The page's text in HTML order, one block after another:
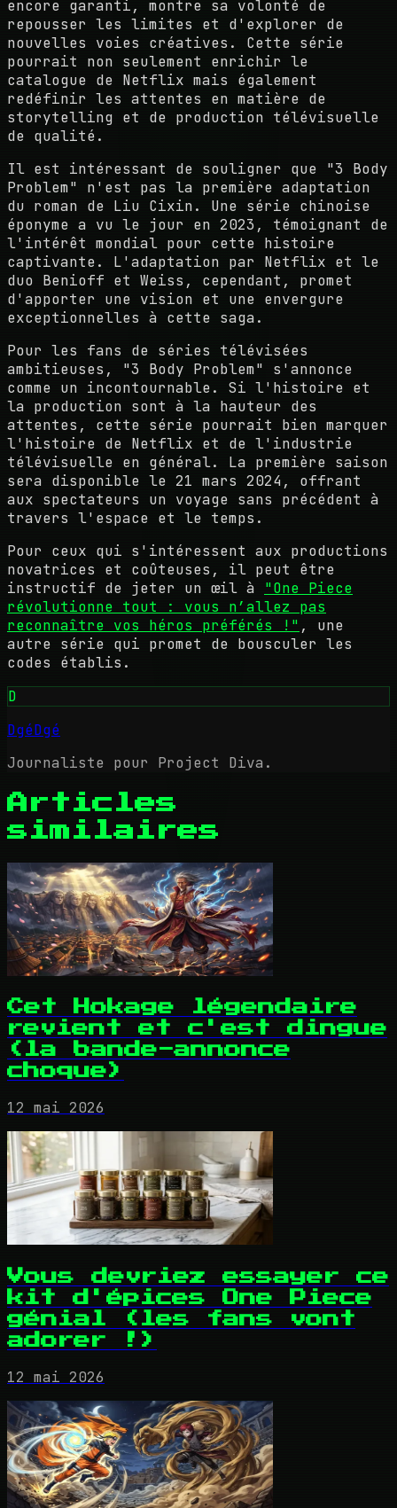
encore garanti, montre sa volonté de
repousser les limites et d'explorer de
nouvelles voies créatives. Cette série
pourrait non seulement enrichir le
catalogue de Netflix mais également
redéfinir les attentes en matière de
storytelling et de production télévisuelle
de qualité.
Il est intéressant de souligner que "3 Body
Problem" n'est pas la première adaptation
du roman de Liu Cixin. Une série chinoise
éponyme a vu le jour en 2023, témoignant de
l'intérêt mondial pour cette histoire
captivante. L'adaptation par Netflix et le
duo Benioff et Weiss, cependant, promet
d'apporter une vision et une envergure
exceptionnelles à cette saga.
Pour les fans de séries télévisées
ambitieuses, "3 Body Problem" s'annonce
comme un incontournable. Si l'histoire et
la production sont à la hauteur des
attentes, cette série pourrait bien marquer
l'histoire de Netflix et de l'industrie
télévisuelle en général. La première saison
sera disponible le 21 mars 2024, offrant
aux spectateurs un voyage sans précédent à
travers l'espace et le temps.
Pour ceux qui s'intéressent aux productions
novatrices et coûteuses, il peut être
instructif de jeter un œil à "One Piece
révolutionne tout : vous n’allez pas
reconnaître vos héros préférés !" , une
autre série qui promet de bousculer les
codes établis.
D
DgéDgé
Journaliste pour Project Diva.
Articles
similaires
Cet Hokage légendaire
revient et c'est dingue
(la bande-annonce
choque)
12 mai 2026
Vous devriez essayer ce
kit d'épices One Piece
génial (les fans vont
adorer !)
12 mai 2026